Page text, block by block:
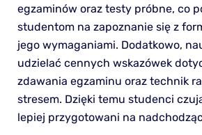
egzaminów oraz testy próbne, co
studentom na zapoznanie się z
jego wymaganiami. Dodatkowo,
udzielać cennych wskazówek
zdawania egzaminu oraz technik
stresem. Dzięki temu studenci
lepiej przygotowani na